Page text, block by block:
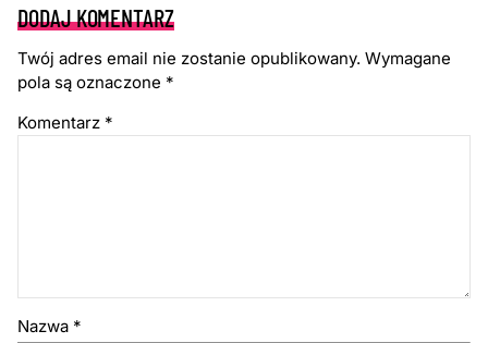
DODAJ KOMENTARZ
Twój adres email nie zostanie opublikowany. Wymagane
pola są oznaczone *
Komentarz *
Nazwa *